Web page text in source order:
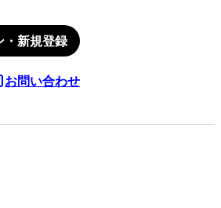
・新規登録
お問い合わせ